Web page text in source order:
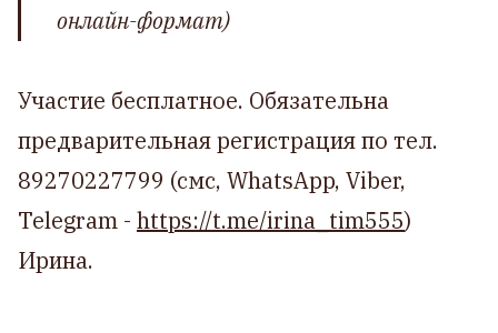
онлайн-формат)
Участие бесплатное. Обязательна
предварительная регистрация по тел.
89270227799 (смс, WhatsApp, Viber,
Telegram - https://t.me/irina_tim555)
Ирина.